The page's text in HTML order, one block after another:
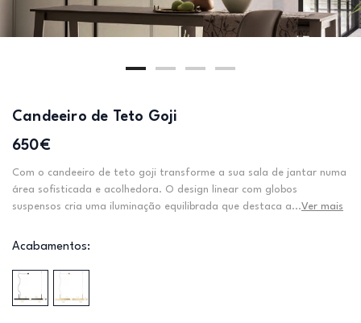
Candeeiro de Teto Goji
650€
Com o candeeiro de teto goji transforme a sua sala de jantar numa
área sofisticada e acolhedora. O design linear com globos
suspensos cria uma iluminação equilibrada que destaca a...Ver mais
Acabamentos: